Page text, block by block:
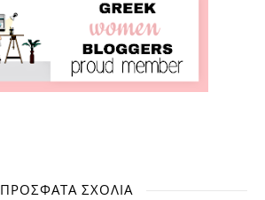
ΠΡΌΣΦΑΤΑ ΣΧΌΛΙΑ